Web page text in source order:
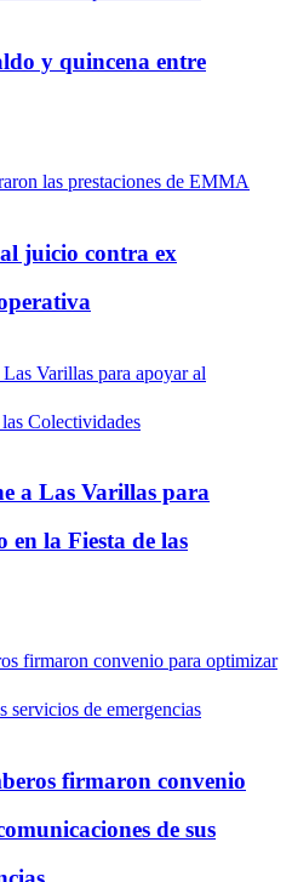
y quincena entre
juicio contra ex
a Las Varillas para
la Fiesta de las
firmaron convenio
de sus